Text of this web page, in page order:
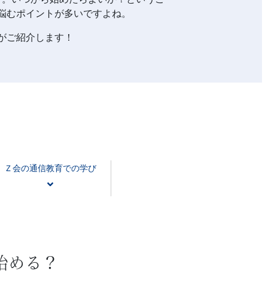
ポイントが多いですよね。
紹介します！
Ｚ会の通信教育での学び
める？